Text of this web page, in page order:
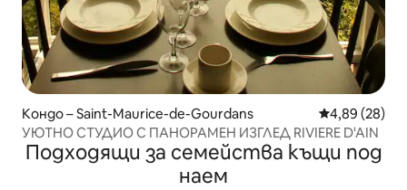
Кондо – Saint-Maurice-de-Gourdans Средна
4,89 (28)
УЮТНО СТУДИО С ПАНОРАМЕН ИЗГЛЕД RIVIERE D'AIN
Подходящи за семейства къщи под
наем